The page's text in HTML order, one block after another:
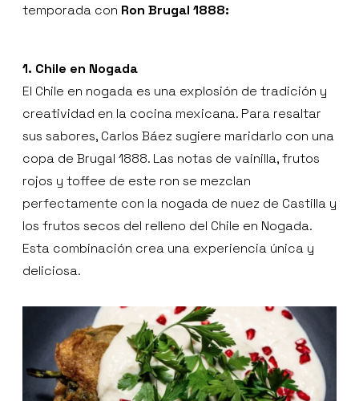
temporada con Ron Brugal 1888:
1. Chile en Nogada
El Chile en nogada es una explosión de tradición y
creatividad en la cocina mexicana. Para resaltar
sus sabores, Carlos Báez sugiere maridarlo con una
copa de Brugal 1888. Las notas de vainilla, frutos
rojos y toffee de este ron se mezclan
perfectamente con la nogada de nuez de Castilla y
los frutos secos del relleno del Chile en Nogada.
Esta combinación crea una experiencia única y
deliciosa.